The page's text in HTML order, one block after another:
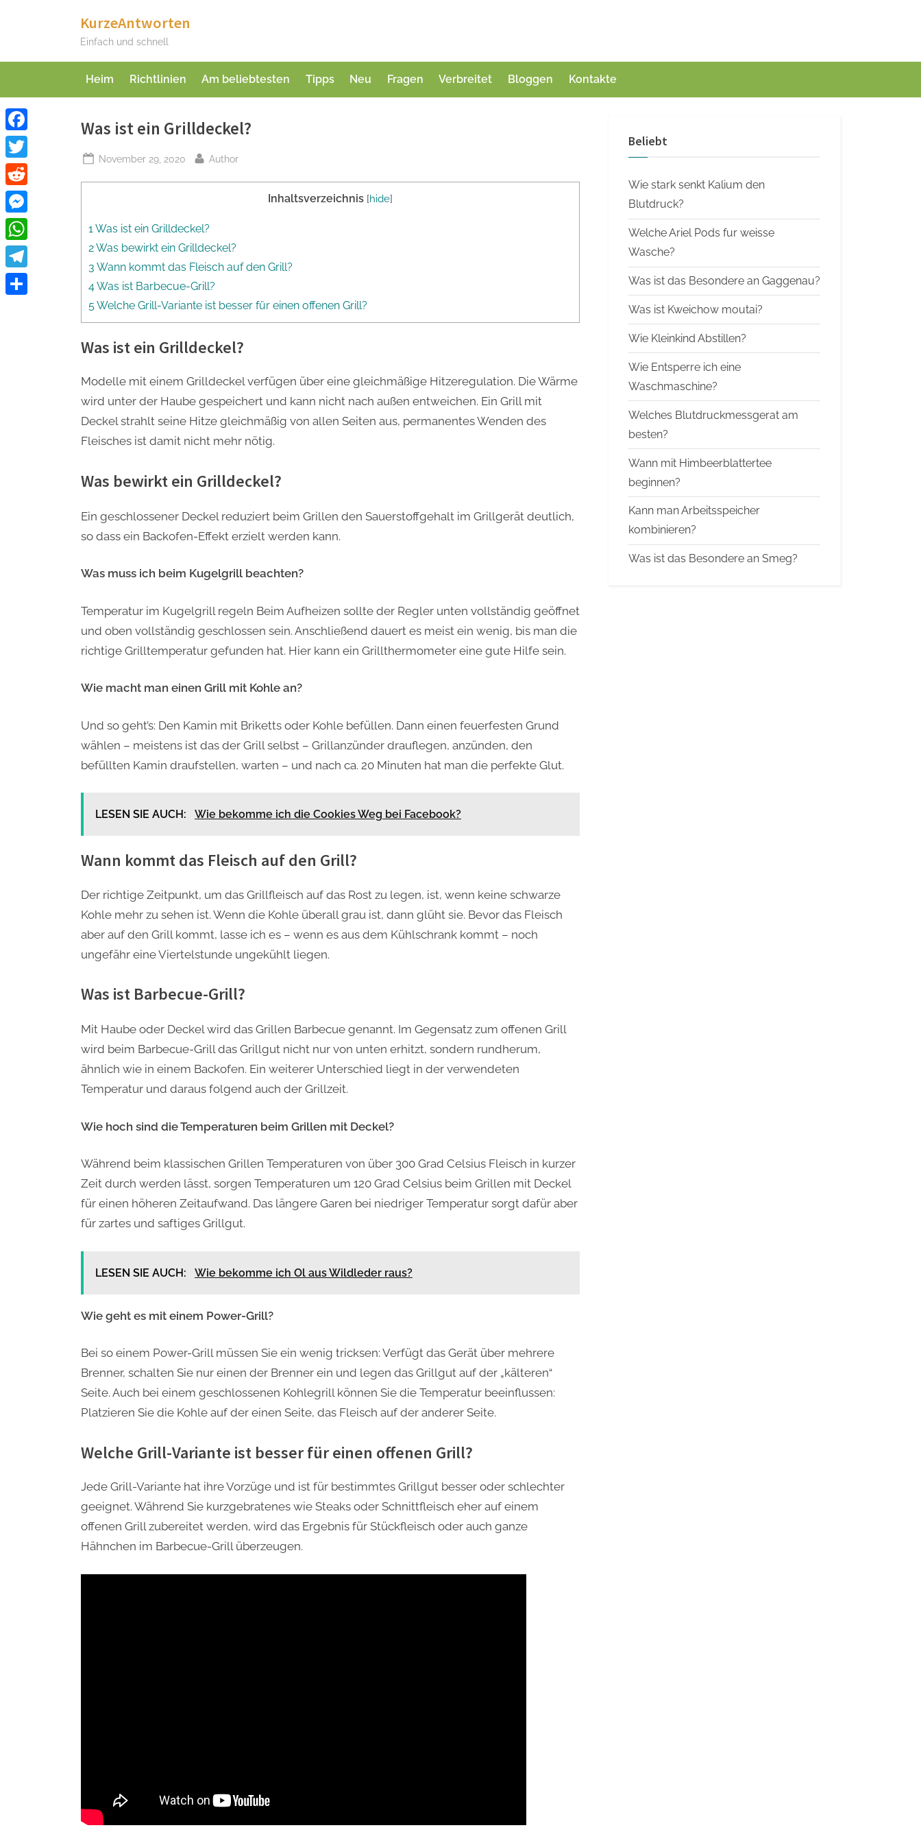
KurzeAntworten
Einfach und schnell
Heim Richtlinien Am beliebtesten Tipps Neu Fragen Verbreitet Bloggen Kontakte
Was ist ein Grilldeckel?
Posted
November 29, 2020 By
Author
Inhaltsverzeichnis [hide]
1 Was ist ein Grilldeckel?
2 Was bewirkt ein Grilldeckel?
3 Wann kommt das Fleisch auf den Grill?
4 Was ist Barbecue-Grill?
5 Welche Grill-Variante ist besser für einen offenen Grill?
Was ist ein Grilldeckel?
Modelle mit einem Grilldeckel verfügen über eine gleichmäßige Hitzeregulation. Die Wärme
wird unter der Haube gespeichert und kann nicht nach außen entweichen. Ein Grill mit
Deckel strahlt seine Hitze gleichmäßig von allen Seiten aus, permanentes Wenden des
Fleisches ist damit nicht mehr nötig.
Was bewirkt ein Grilldeckel?
Ein geschlossener Deckel reduziert beim Grillen den Sauerstoffgehalt im Grillgerät deutlich,
so dass ein Backofen-Effekt erzielt werden kann.
Was muss ich beim Kugelgrill beachten?
Temperatur im Kugelgrill regeln Beim Aufheizen sollte der Regler unten vollständig geöffnet
und oben vollständig geschlossen sein. Anschließend dauert es meist ein wenig, bis man die
richtige Grilltemperatur gefunden hat. Hier kann ein Grillthermometer eine gute Hilfe sein.
Wie macht man einen Grill mit Kohle an?
Und so geht’s: Den Kamin mit Briketts oder Kohle befüllen. Dann einen feuerfesten Grund
wählen – meistens ist das der Grill selbst – Grillanzünder drauflegen, anzünden, den
befüllten Kamin draufstellen, warten – und nach ca. 20 Minuten hat man die perfekte Glut.
LESEN SIE AUCH: Wie bekomme ich die Cookies Weg bei Facebook?
Wann kommt das Fleisch auf den Grill?
Der richtige Zeitpunkt, um das Grillfleisch auf das Rost zu legen, ist, wenn keine schwarze
Kohle mehr zu sehen ist. Wenn die Kohle überall grau ist, dann glüht sie. Bevor das Fleisch
aber auf den Grill kommt, lasse ich es – wenn es aus dem Kühlschrank kommt – noch
ungefähr eine Viertelstunde ungekühlt liegen.
Was ist Barbecue-Grill?
Mit Haube oder Deckel wird das Grillen Barbecue genannt. Im Gegensatz zum offenen Grill
wird beim Barbecue-Grill das Grillgut nicht nur von unten erhitzt, sondern rundherum,
ähnlich wie in einem Backofen. Ein weiterer Unterschied liegt in der verwendeten
Temperatur und daraus folgend auch der Grillzeit.
Wie hoch sind die Temperaturen beim Grillen mit Deckel?
Während beim klassischen Grillen Temperaturen von über 300 Grad Celsius Fleisch in kurzer
Zeit durch werden lässt, sorgen Temperaturen um 120 Grad Celsius beim Grillen mit Deckel
für einen höheren Zeitaufwand. Das längere Garen bei niedriger Temperatur sorgt dafür aber
für zartes und saftiges Grillgut.
LESEN SIE AUCH: Wie bekomme ich Ol aus Wildleder raus?
Wie geht es mit einem Power-Grill?
Bei so einem Power-Grill müssen Sie ein wenig tricksen: Verfügt das Gerät über mehrere
Brenner, schalten Sie nur einen der Brenner ein und legen das Grillgut auf der „kälteren“
Seite. Auch bei einem geschlossenen Kohlegrill können Sie die Temperatur beeinflussen:
Platzieren Sie die Kohle auf der einen Seite, das Fleisch auf der anderer Seite.
Welche Grill-Variante ist besser für einen offenen Grill?
Jede Grill-Variante hat ihre Vorzüge und ist für bestimmtes Grillgut besser oder schlechter
geeignet. Während Sie kurzgebratenes wie Steaks oder Schnittfleisch eher auf einem
offenen Grill zubereitet werden, wird das Ergebnis für Stückfleisch oder auch ganze
Hähnchen im Barbecue-Grill überzeugen.
Beliebt
Wie stark senkt Kalium den
Blutdruck?
Welche Ariel Pods fur weisse
Wasche?
Was ist das Besondere an Gaggenau?
Was ist Kweichow moutai?
Wie Kleinkind Abstillen?
Wie Entsperre ich eine
Waschmaschine?
Welches Blutdruckmessgerat am
besten?
Wann mit Himbeerblattertee
beginnen?
Kann man Arbeitsspeicher
kombinieren?
Was ist das Besondere an Smeg?
Facebook
Twitter
Reddit
Messenger
WhatsApp
Telegram